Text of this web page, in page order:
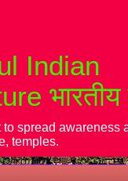
Indian
भारतीय
spread awareness
temples.